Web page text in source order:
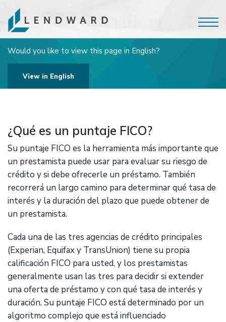
Would you like to view this page in English?
View in English
¿Qué es un puntaje FICO?
Su puntaje FICO es la herramienta más importante que
un prestamista puede usar para evaluar su riesgo de
crédito y si debe ofrecerle un préstamo. También
recorrerá un largo camino para determinar qué tasa de
interés y la duración del plazo que puede obtener de
un prestamista.
Cada una de las tres agencias de crédito principales
(Experian, Equifax y TransUnion) tiene su propia
calificación FICO para usted, y los prestamistas
generalmente usan las tres para decidir si extender
una oferta de préstamo y con qué tasa de interés y
duración. Su puntaje FICO está determinado por un
algoritmo complejo que está influenciado